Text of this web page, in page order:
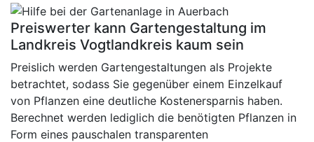
Preiswerter kann Gartengestaltung im
Landkreis Vogtlandkreis kaum sein
Preislich werden Gartengestaltungen als Projekte
betrachtet, sodass Sie gegenüber einem Einzelkauf
von Pflanzen eine deutliche Kostenersparnis haben.
Berechnet werden lediglich die benötigten Pflanzen in
Form eines pauschalen transparenten